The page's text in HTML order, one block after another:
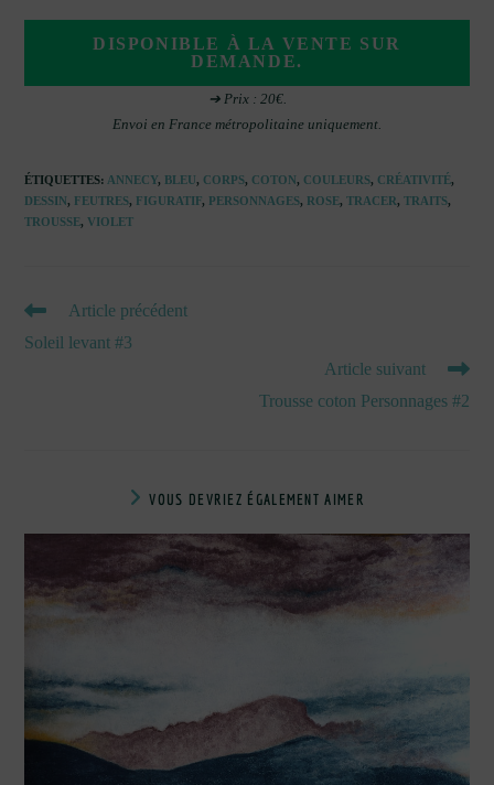
DISPONIBLE À LA VENTE SUR
DEMANDE.
➔ Prix : 20€.
Envoi en France métropolitaine uniquement.
ÉTIQUETTES: ANNECY, BLEU, CORPS, COTON, COULEURS, CRÉATIVITÉ,
DESSIN, FEUTRES, FIGURATIF, PERSONNAGES, ROSE, TRACER, TRAITS,
TROUSSE, VIOLET
READ
ARTICLES
Article précédent
Soleil levant #3
Article suivant
Trousse coton Personnages #2
VOUS DEVRIEZ ÉGALEMENT AIMER